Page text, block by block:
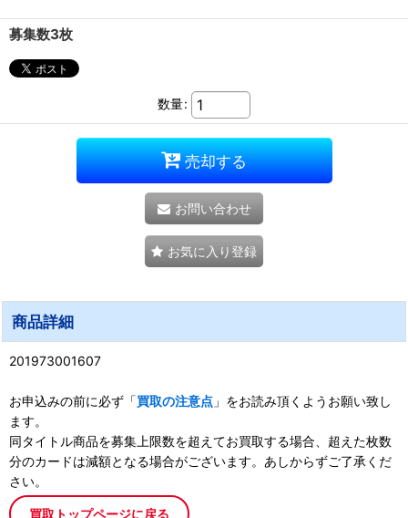
募集数3枚
数量:
売却する
お問い合わせ
お気に入り登録
商品詳細
201973001607
お申込みの前に必ず「買取の注意点 」をお読み頂くようお願い致し
ます。
同タイトル商品を募集上限数を超えてお買取する場合、超えた枚数
分のカードは減額となる場合がございます。あしからずご了承くだ
さい。
買取トップページに戻る